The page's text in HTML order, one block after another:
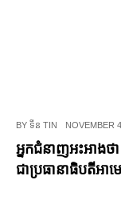
BY ទីន TIN NOVEMBER
អ្នកជំនាញអះអាង
ជាប្រធានាធិបតីអាម